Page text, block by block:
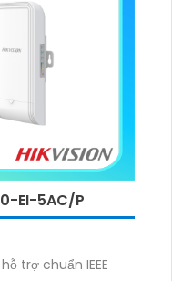
EI-5AC/P
trợ chuẩn IEEE